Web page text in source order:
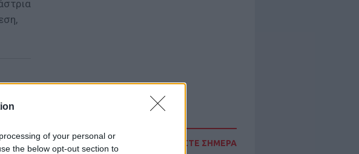
of your personal or
the below opt-out section to
ΔΙΑΒΑΣΤΕ ΣΗΜΕΡΑ